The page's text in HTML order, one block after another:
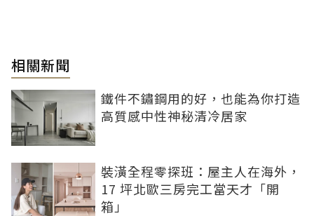
相關新聞
鐵件不鏽鋼用的好，也能為你打造
高質感中性神秘清冷居家
裝潢全程零探班：屋主人在海外，
17 坪北歐三房完工當天才「開
箱」